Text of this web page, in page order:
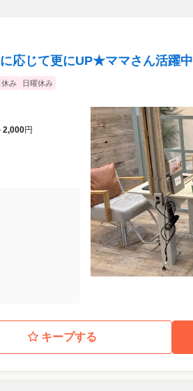
応じて更にUP★ママさん活躍中
休み 日曜休み
2,000円
キープする